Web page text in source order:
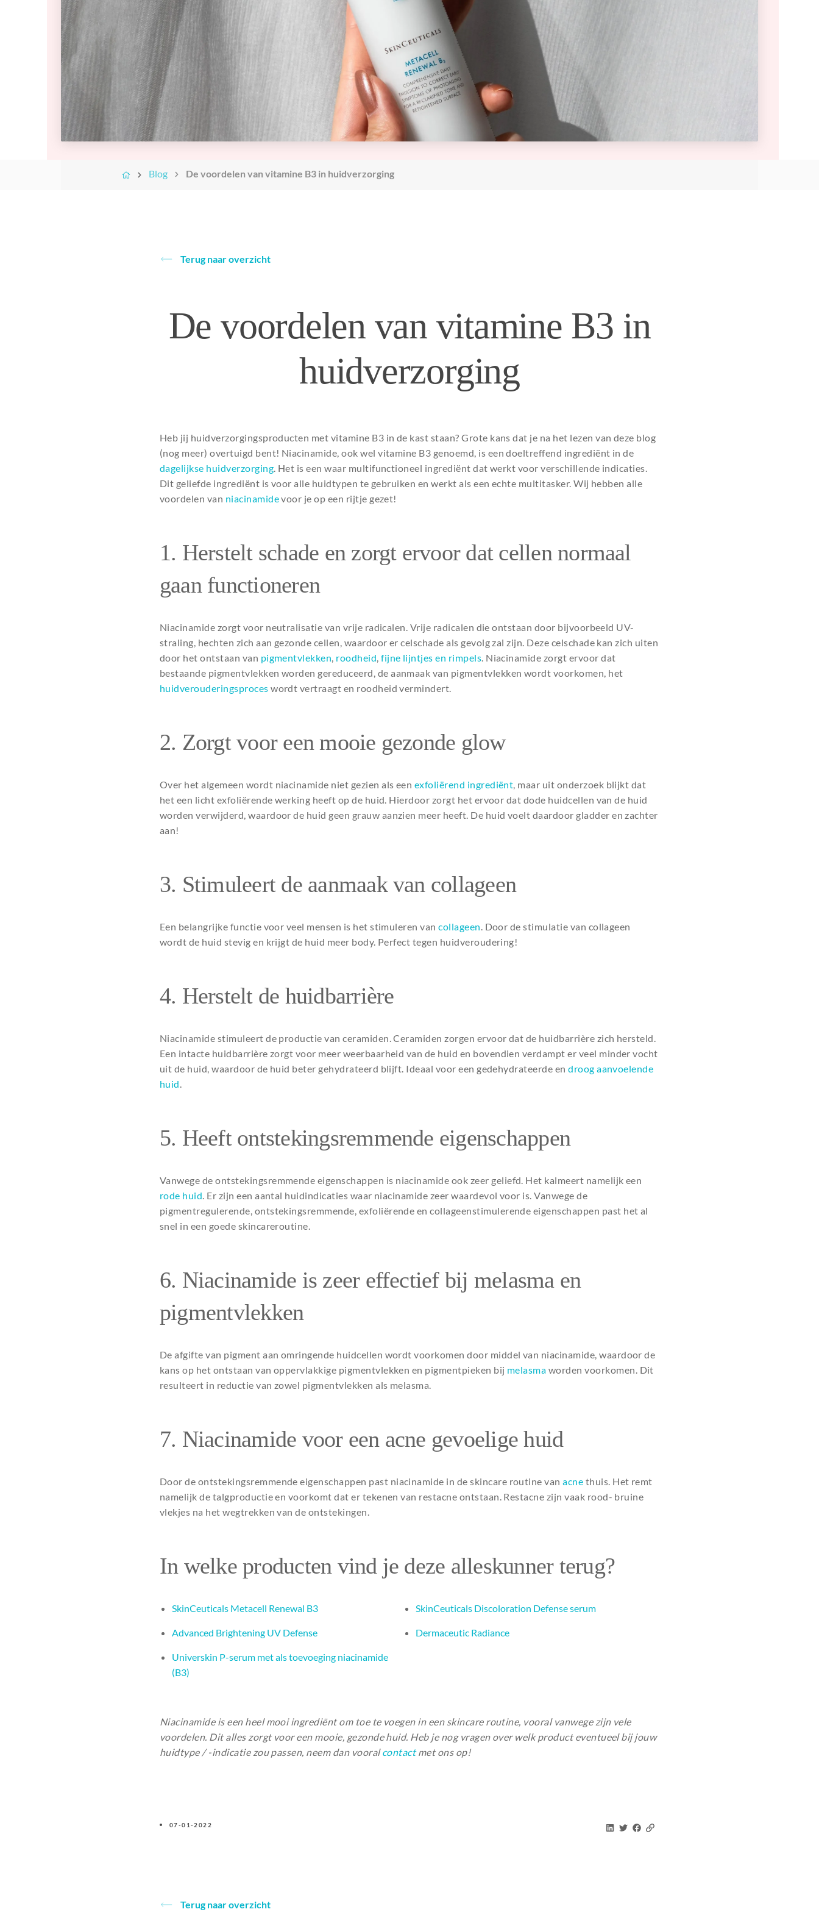
Ingevallen wangen
Ingevallen slapen
Hangende
mondhoeken
Diepe neuslippenplooi
Holle of diepliggende
Deuk in voorhoofd
opvullen
Neuscorrectie
Handverjonging met
fillers
Acne littekens
verwijderen met fillers
Seffiller behandeling
Hangende
mondhoeken
Halslift botox
Botoxbehandeling
Tandenknarsen en
klemmende kaken
PDRN
Ik wil minder verslapping
Ik wil een minder
ingevallen gezicht
Ik wil een jeugdigere
uitstraling
Ik wil een mooier en/of
symmetrischer gezicht
Ik wil er langer jong uit
blijven zien
Ik wil een egale huid
zonder melasma
Ik wil een
gehydrateerde huid
Ik wil een stralende
huid zonder
onzuiverheden
Ik wil een stevigere
Ik wil een gezondere
huid met minder
roodheid
Ik wil een voorproefje
van de Glow
treatments
Blog De voordelen van vitamine B3 in huidverzorging
Terug naar overzicht
De voordelen van vitamine B3 in
huidverzorging
Heb jij huidverzorgingsproducten met vitamine B3 in de kast staan? Grote kans dat je na het lezen van deze blog
(nog meer) overtuigd bent! Niacinamide, ook wel vitamine B3 genoemd, is een doeltreffend ingrediënt in de
dagelijkse huidverzorging. Het is een waar multifunctioneel ingrediënt dat werkt voor verschillende indicaties.
Dit geliefde ingrediënt is voor alle huidtypen te gebruiken en werkt als een echte multitasker. Wij hebben alle
voordelen van niacinamidevoor je op een rijtje gezet!
1. Herstelt schade en zorgt ervoor dat cellen normaal
gaan functioneren
Niacinamide zorgt voor neutralisatie van vrije radicalen. Vrije radicalen die ontstaan door bijvoorbeeld UV-
straling, hechten zich aan gezonde cellen, waardoor er celschade als gevolg zal zijn. Deze celschade kan zich uiten
door het ontstaan van pigmentvlekken, roodheid,fijne lijntjes en rimpels. Niacinamide zorgt ervoor dat
bestaande pigmentvlekken worden gereduceerd, de aanmaak van pigmentvlekken wordt voorkomen, het
huidverouderingsproces wordt vertraagt en roodheid vermindert.
2. Zorgt voor een mooie gezonde glow
Over het algemeen wordt niacinamide niet gezien als een exfoliërend ingrediënt, maar uit onderzoek blijkt dat
het een licht exfoliërende werking heeft op de huid. Hierdoor zorgt het ervoor dat dode huidcellen van de huid
worden verwijderd, waardoor de huid geen grauw aanzien meer heeft. De huid voelt daardoor gladder en zachter
aan!
3. Stimuleert de aanmaak van collageen
Een belangrijke functie voor veel mensen is het stimuleren vancollageen. Door de stimulatie van collageen
wordt de huid stevig en krijgt de huid meer body. Perfect tegen huidveroudering!
4. Herstelt de huidbarrière
Niacinamide stimuleert de productie van ceramiden. Ceramiden zorgen ervoor dat de huidbarrière zich hersteld.
Een intacte huidbarrière zorgt voor meer weerbaarheid van de huid en bovendien verdampt er veel minder vocht
uit de huid, waardoor de huid beter gehydrateerd blijft. Ideaal voor een gedehydrateerde endroog aanvoelende
huid.
5. Heeft ontstekingsremmende eigenschappen
Vanwege de ontstekingsremmende eigenschappen is niacinamide ook zeer geliefd. Het kalmeert namelijk een
rode huid. Er zijn een aantal huidindicaties waar niacinamide zeer waardevol voor is. Vanwege de
pigmentregulerende, ontstekingsremmende, exfoliërende en collageenstimulerende eigenschappen past het al
snel in een goede skincareroutine.
6. Niacinamide is zeer effectief bij melasma en
pigmentvlekken
De afgifte van pigment aan omringende huidcellen wordt voorkomen door middel van niacinamide, waardoor de
kans op het ontstaan van oppervlakkige pigmentvlekken en pigmentpieken bij melasma worden voorkomen. Dit
resulteert in reductie van zowel pigmentvlekken als melasma.
7. Niacinamide voor een acne gevoelige huid
Door de ontstekingsremmende eigenschappen past niacinamide in de skincare routine vanacne thuis. Het remt
namelijk de talgproductie en voorkomt dat er tekenen van restacne ontstaan. Restacne zijn vaak rood- bruine
vlekjes na het wegtrekken van de ontstekingen.
In welke producten vind je deze alleskunner terug?
SkinCeuticals Metacell Renewal B3 SkinCeuticals Discoloration Defense serum
Advanced Brightening UV Defense Dermaceutic Radiance
Universkin P-serum met als toevoeging niacinamide
(B3)
Niacinamide is een heel mooi ingrediënt om toe te voegen in een skincare routine, vooral vanwege zijn vele
voordelen. Dit alles zorgt voor een mooie, gezonde huid. Heb je nog vragen over welk product eventueel bij jouw
huidtype / -indicatie zou passen, neem dan vooralcontactmet ons op!
07-01-2022
Terug naar overzicht